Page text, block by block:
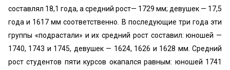
составлял 18,1 года, а средний рост— 1729 мм; девушек — 17,5
года и 1617 мм соответственно. В последующие три года эти
группы «подрастали» и их средний рост составил: юношей —
1740, 1743 и 1745, девушек — 1624, 1626 и 1628 мм. Средний
рост студентов пяти курсов окапался равным: юношей 1741